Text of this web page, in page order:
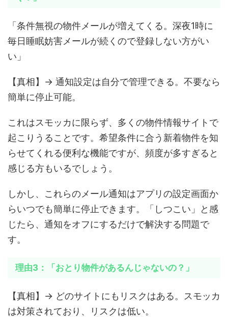
「条件無視の物件メールが増えてくる。深夜1時に
毎日睡眠妨害メールが続くので登録しない方がい
い」
【真相】→ 通知設定は自分で管理できる。不要なら
簡単に停止可能。
これはスモッカに限らず、多くの物件情報サイトで
起こりうることです。希望条件に合う新着物件を知
らせてくれる便利な機能ですが、頻度が多すぎると
感じる方もいるでしょう。
しかし、これらのメール通知はアプリの設定画面か
らいつでも簡単に停止できます。「しつこい」と感
じたら、通知をオフにするだけで解決する問題で
す。
理由3：「おとり物件があるんじゃないの？」
【真相】→ どのサイトにもリスクはある。スモッカ
は対策されており、リスクは低い。